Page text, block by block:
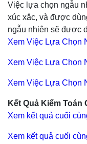
Việc lựa chọn ngẫu
xúc xắc, và được
ngẫu nhiên sẽ được
Xem Việc Lựa Chọn
Xem Việc Lựa Chọn
Xem Việc Lựa Chọn
Kết Quả Kiểm Toán
Xem kết quả cuối
Xem kết quả cuối